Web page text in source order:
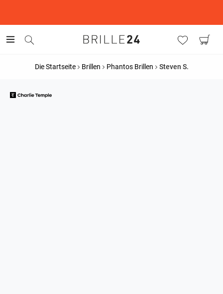
Die Startseite Brillen Phantos Brillen Steven S.